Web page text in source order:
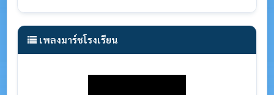
เพลงมาร์ชโรงเรียน